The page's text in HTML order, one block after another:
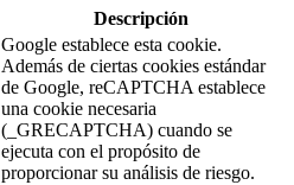
Descripción
Google establece esta cookie.
Además de ciertas cookies estándar
de Google, reCAPTCHA establece
una cookie necesaria
(_GRECAPTCHA) cuando se
ejecuta con el propósito de
proporcionar su análisis de riesgo.